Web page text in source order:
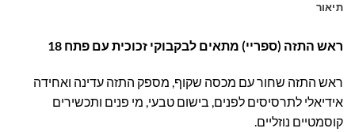
תיאור
ראש התזה (ספריי) מתאים לבקבוקי זכוכית עם פתח 18
ראש התזה שחור עם מכסה שקוף, מספק התזה עדינה ואחידה
אידיאלי לתרסיסים לפנים, בישום טבעי, מי פנים ותכשירים
קוסמטיים נוזליים.